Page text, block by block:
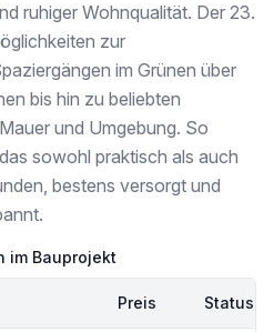
ruhiger Wohnqualität. Der 23.
zur
im Grünen über
bis hin zu beliebten
und Umgebung. So
sowohl praktisch als auch
bestens versorgt und
im Bauprojekt
Preis Status